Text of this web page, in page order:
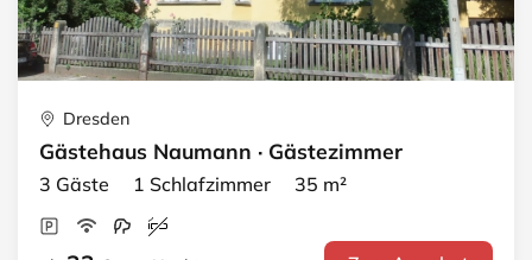
Dresden
Gästehaus Naumann · Gästezimmer
3 Gäste 1 Schlafzimmer 35 m²